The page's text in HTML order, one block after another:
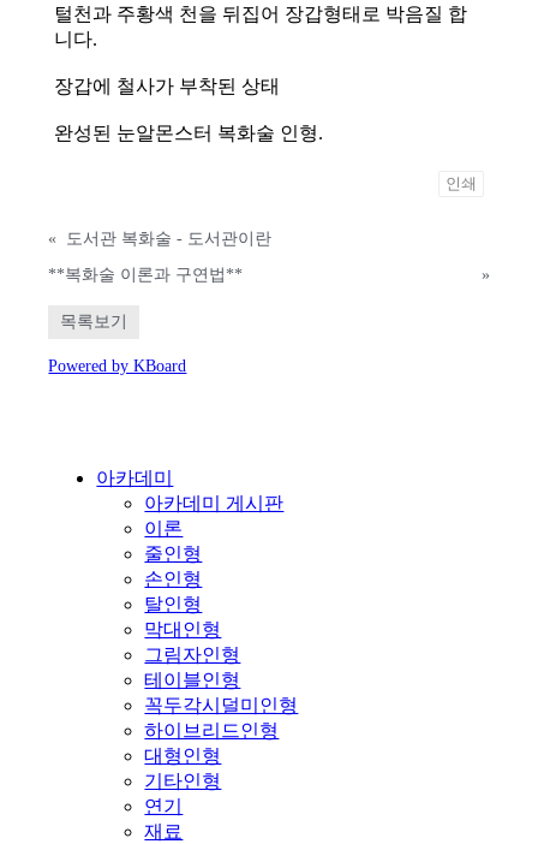
털천과 주황색 천을 뒤집어 장갑형태로 박음질 합
니다.
장갑에 철사가 부착된 상태
완성된 눈알몬스터 복화술 인형.
인쇄
«
도서관 복화술 - 도서관이란
**복화술 이론과 구연법**
»
목록보기
Powered by KBoard
아카데미
아카데미 게시판
이론
줄인형
손인형
탈인형
막대인형
그림자인형
테이블인형
꼭두각시덜미인형
하이브리드인형
대형인형
기타인형
연기
재료